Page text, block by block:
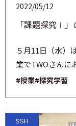
「課題探究Ⅰ
2022/05/12
５月11日（水）
業でTWOさんに
#授業#探究学習
SSH